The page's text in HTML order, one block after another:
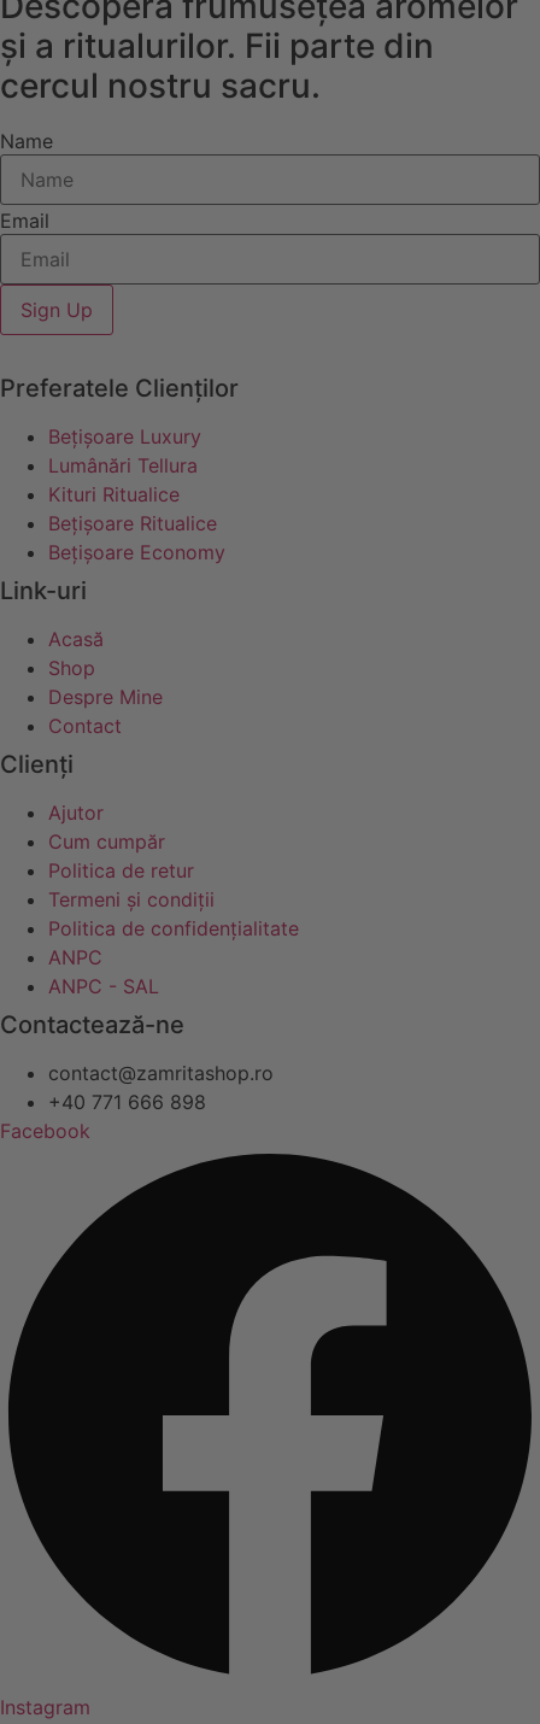
și a ritualurilor. Fii parte din
cercul nostru sacru.
Name
Email
Sign Up
Preferatele Clienților
Bețișoare Luxury
Lumânări Tellura
Kituri Ritualice
Bețișoare Ritualice
Bețișoare Economy
Link-uri
Acasă
Shop
Despre Mine
Contact
Clienți
Ajutor
Cum cumpăr
Politica de retur
Termeni și condiții
Politica de confidențialitate
ANPC
ANPC - SAL
Contactează-ne
contact@zamritashop.ro
+40 771 666 898
Facebook
Instagram